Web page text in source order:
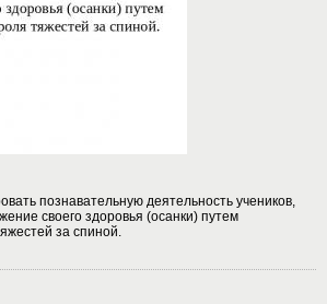
познавательную деятельность учеников,
своего здоровья (осанки) путем
за спиной.